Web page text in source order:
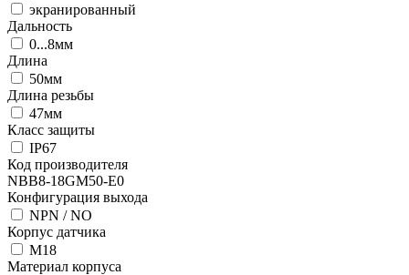
экранированный
Дальность
0...8мм
Длина
50мм
Длина резьбы
47мм
Класс защиты
IP67
Код производителя
NBB8-18GM50-E0
Конфигурация выхода
NPN / NO
Корпус датчика
М18
Материал корпуса